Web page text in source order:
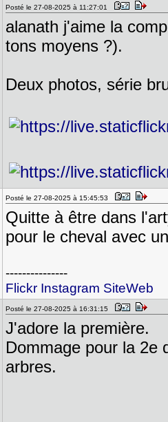
Posté le 27-08-2025 à 11:27:01
alanath j'aime la
tons moyens ?).
Deux photos, série
Posté le 27-08-2025 à 15:45:53
Quitte à être dans
pour le cheval avec
---------------
Flickr Instagram SiteWeb
Posté le 27-08-2025 à 16:31:15
J'adore la première.
Dommage pour la 2e
arbres.